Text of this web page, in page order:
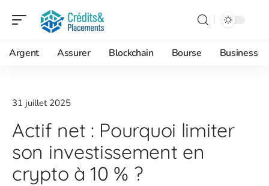
Argent Assurer Blockchain Bourse Business
31 juillet 2025
Actif net : Pourquoi limiter
son investissement en
crypto à 10 % ?